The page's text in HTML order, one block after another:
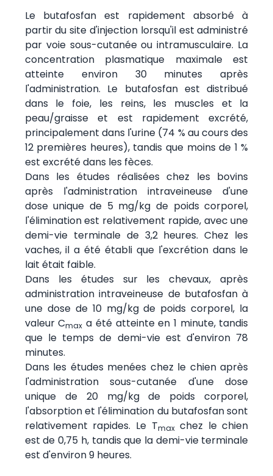
Le butafosfan est rapidement absorbé à
partir du site d'injection lorsqu'il est administré
par voie sous-cutanée ou intramusculaire. La
concentration plasmatique maximale est
atteinte environ 30 minutes après
l'administration. Le butafosfan est distribué
dans le foie, les reins, les muscles et la
peau/graisse et est rapidement excrété,
principalement dans l'urine (74 % au cours des
12 premières heures), tandis que moins de 1 %
est excrété dans les fèces.
Dans les études réalisées chez les bovins
après l'administration intraveineuse d'une
dose unique de 5 mg/kg de poids corporel,
l'élimination est relativement rapide, avec une
demi-vie terminale de 3,2 heures. Chez les
vaches, il a été établi que l'excrétion dans le
lait était faible.
Dans les études sur les chevaux, après
administration intraveineuse de butafosfan à
une dose de 10 mg/kg de poids corporel, la
valeur Cmax a été atteinte en 1 minute, tandis
que le temps de demi-vie est d'environ 78
minutes.
Dans les études menées chez le chien après
l'administration sous-cutanée d'une dose
unique de 20 mg/kg de poids corporel,
l'absorption et l'élimination du butafosfan sont
relativement rapides. Le Tmaxchez le chien
est de 0,75 h, tandis que la demi-vie terminale
est d'environ 9 heures.